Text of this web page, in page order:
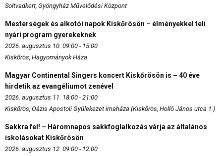
Soltvadkert, Gyöngyház Művelődési Központ
Mesterségek és alkotói napok Kiskőrösön – élményekkel teli
nyári program gyerekeknek
2026. augusztus 10. 09:00 - 15:00
Kiskőrös, Hagyományok Háza
Magyar Continental Singers koncert Kiskőrösön is – 40 éve
hirdetik az evangéliumot zenével
2026. augusztus 11. 18:00 - 21:00
Kiskőrös, Oázis Apostoli Gyülekezet imaháza (Kiskőrös, Holló János utca 1.)
Sakkra fel! – Háromnapos sakkfoglalkozás várja az általános
iskolásokat Kiskőrösön
2026. augusztus 12. 09:00 - 12:00